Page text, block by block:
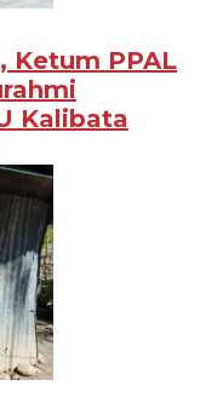
Ketum PPAL
Kalibata